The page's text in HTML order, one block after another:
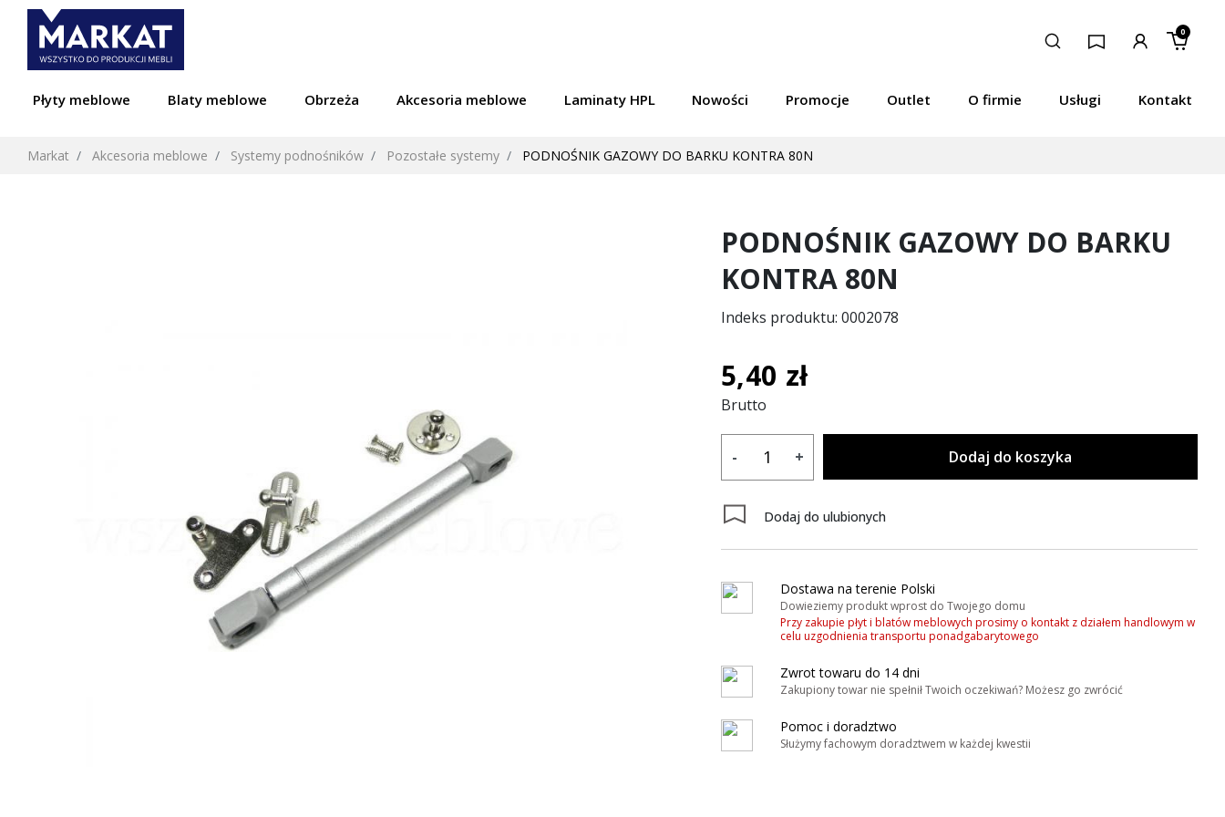
Płyty meblowe Blaty meblowe Obrzeża Akcesoria meblowe Laminaty HPL Nowości Promocje Outlet O firmie Usługi Kontakt
0
Markat Akcesoria meblowe Systemy podnośników Pozostałe systemy PODNOŚNIK GAZOWY DO BARKU KONTRA 80N
PODNOŚNIK GAZOWY DO BARKU
KONTRA 80N
Indeks produktu: 0002078
5,40 zł
Brutto
- + Dodaj do koszyka
Dodaj do ulubionych
Dostawa na terenie Polski
Dowieziemy produkt wprost do Twojego domu
Przy zakupie płyt i blatów meblowych prosimy o kontakt z działem handlowym w
celu uzgodnienia transportu ponadgabarytowego
Zwrot towaru do 14 dni
Zakupiony towar nie spełnił Twoich oczekiwań? Możesz go zwrócić
Pomoc i doradztwo
Służymy fachowym doradztwem w każdej kwestii